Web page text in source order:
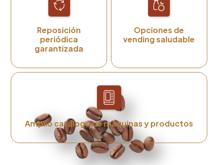
Reposición
periódica
garantizada
Opciones de
vending saludable
Amplio catálogo de máquinas y productos